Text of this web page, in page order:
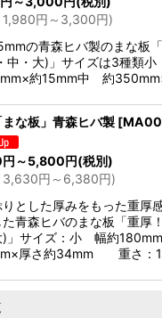
1,980円 ～3,300円)
の青森ヒバ製のまな板
中・大)」サイズは3種類
約15mm中 約
な板」青森ヒバ製 [
円 ～5,800円(税別)
3,630円 ～6,380円)
りとした厚みをもった重厚
青森ヒバのまな板「重厚
)」サイズ：小 幅約
厚さ約34mm 重さ：